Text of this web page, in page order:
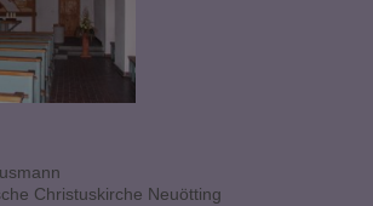
Christuskirche Neuötting